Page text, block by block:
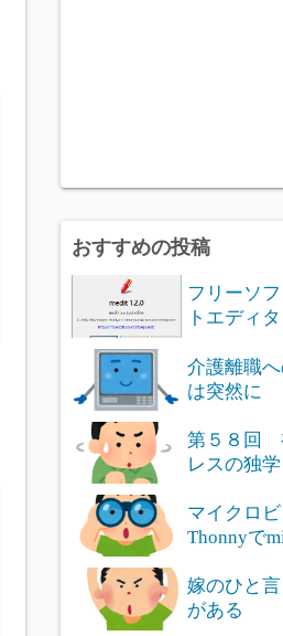
おすすめの投稿
フリーソ
トエディ
介護離職
は突然に
第５８回
レスの独
マイクロビ
Thonnyで
嫁のひと
がある